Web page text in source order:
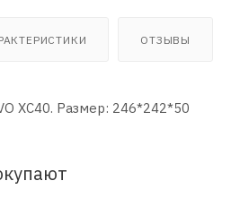
ОТЗЫВЫ
XC40. Размер: 246*242*50